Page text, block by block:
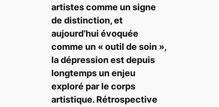
artistes comme un signe
de distinction, et
aujourd’hui évoquée
comme un « outil de soin »,
la dépression est depuis
longtemps un enjeu
exploré par le corps
artistique. Rétrospective